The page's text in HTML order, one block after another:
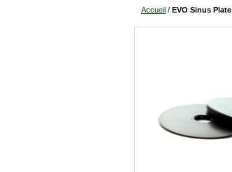
Accueil / EVO Sinus Plate